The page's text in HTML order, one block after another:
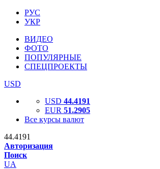
РУС
УКР
ВИДЕО
ФОТО
ПОПУЛЯРНЫЕ
СПЕЦПРОЕКТЫ
USD
USD 44.4191
EUR 51.2905
Все курсы валют
44.4191
Авторизация
Поиск
UA